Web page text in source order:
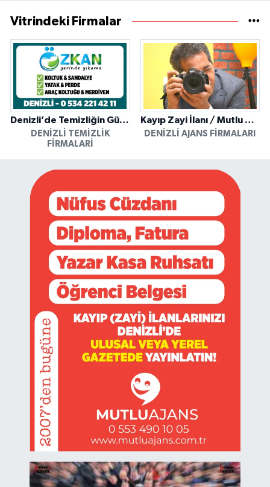
Vitrindeki Firmalar
Denizli’de Temizliğin Güvenilir Adresi: Özkan Yerinde Yıkama
DENIZLI TEMIZLIK
FIRMALARI
Kayıp Zayi İlanı / Mutlu Ajans / Denizli
DENIZLI AJANS FIRMALARI